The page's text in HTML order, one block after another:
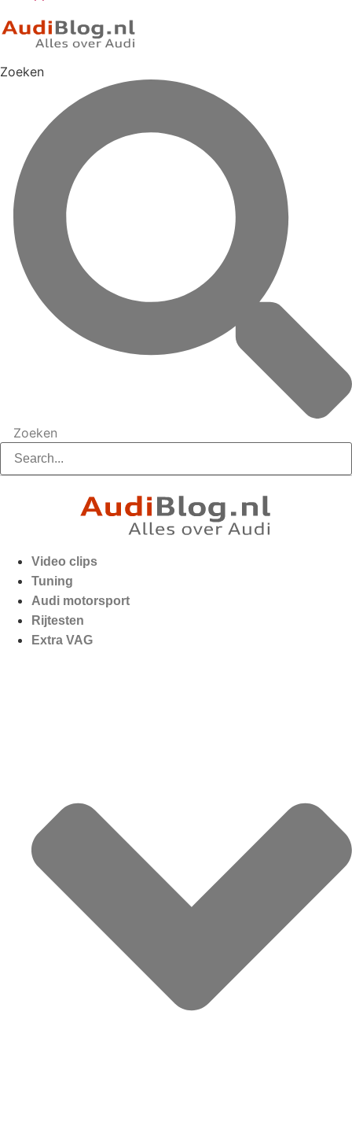
Zoeken
Zoeken
Video clips
Tuning
Audi motorsport
Rijtesten
Extra VAG